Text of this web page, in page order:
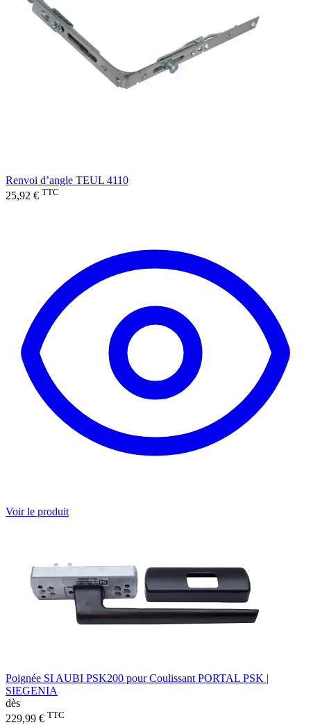
Renvoi d’angle TEUL 4110
25,92 € TTC
Voir le produit
Poignée SI AUBI PSK200 pour Coulissant PORTAL PSK |
SIEGENIA
dès
229,99 € TTC